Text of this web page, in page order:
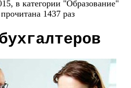
в категории "Образование"
прочитана 1437 раз